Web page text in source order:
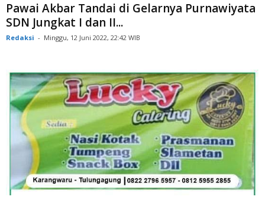
Pawai Akbar Tandai di Gelarnya Purnawiyata
SDN Jungkat I dan II...
Redaksi - Minggu, 12 Juni 2022, 22:42 WIB